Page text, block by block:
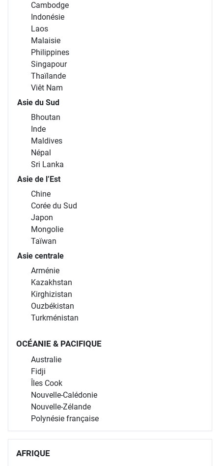
Cambodge
Indonésie
Laos
Malaisie
Philippines
Singapour
Thaïlande
Viêt Nam
Asie du Sud
Bhoutan
Inde
Maldives
Népal
Sri Lanka
Asie de l’Est
Chine
Corée du Sud
Japon
Mongolie
Taïwan
Asie centrale
Arménie
Kazakhstan
Kirghizistan
Ouzbékistan
Turkménistan
OCÉANIE & PACIFIQUE
Australie
Fidji
Îles Cook
Nouvelle-Calédonie
Nouvelle-Zélande
Polynésie française
AFRIQUE